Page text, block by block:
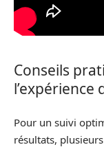
Conseils
l’expérience
Pour un suivi
résultats,